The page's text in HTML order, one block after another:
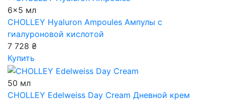
6x5 мл
CHOLLEY Hyaluron Ampoules Ампулы с
гиалуроновой кислотой
7 728 ₴
Купить
50 мл
CHOLLEY Edelweiss Day Cream Дневной крем